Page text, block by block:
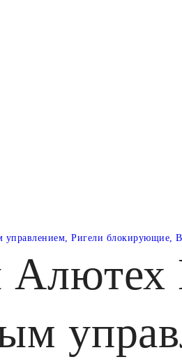
Ригели блокирующие,
Алютех